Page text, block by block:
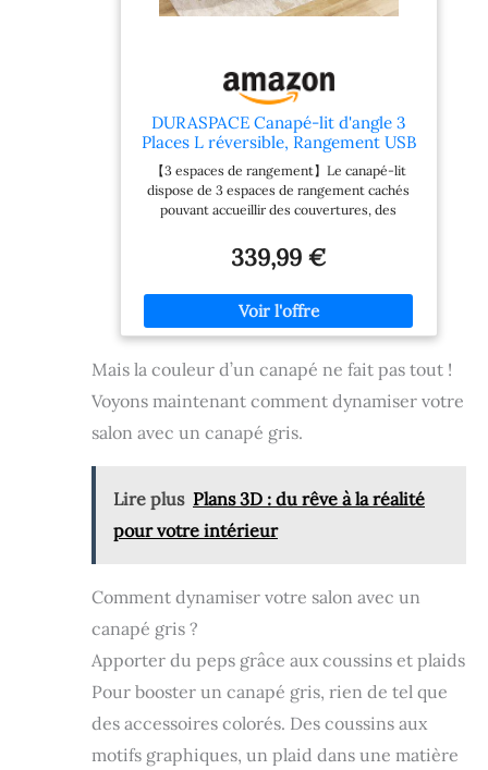
DURASPACE Canapé-lit d'angle 3
Places L réversible, Rangement USB
【3 espaces de rangement】Le canapé-lit
dispose de 3 espaces de rangement cachés
pouvant accueillir des couvertures, des
permet d'optimiser votre espace de vie et de
le garder rangé et organisé. 【Canapé-lit
lit d'un simple geste, ce qui le rend idéal pour
accueillir des invités pour la nuit, dans les
les bureaux ou les salles de cinéma privées.
votre espace avec une chaise longue
réversible qui peut être orientée vers la
gauche ou vers la droite, ce qui la rend parfaite
2 ports de recharge USB sur les deux
accoudoirs du canapé pour alimenter votre
téléphone en continu. Et 2 porte-gobelets
d'options de rangement. 【Matériaux haut de
gamme】Canapé-lit fabriqué à partir d'un
tissu en lin respirant et soutenu par un cadre
métallique et en bois robuste qui offre une
339,99 €
Mais la couleur d’un canapé ne fait pas tout !
Voyons maintenant comment dynamiser votre
salon avec un canapé gris.
Lire plus Plans 3D : du rêve à la réalité
pour votre intérieur
Comment dynamiser votre salon avec un
canapé gris ?
Apporter du peps grâce aux coussins et plaids
Pour booster un canapé gris, rien de tel que
des accessoires colorés. Des coussins aux
motifs graphiques, un plaid dans une matière